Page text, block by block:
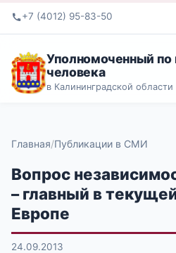
+7 (4012) 95-83-50
Уполномоченный по
человека
в Калининградской области
Главная Публикации в СМИ
Вопрос
– главный в
Европе
24.09.2013